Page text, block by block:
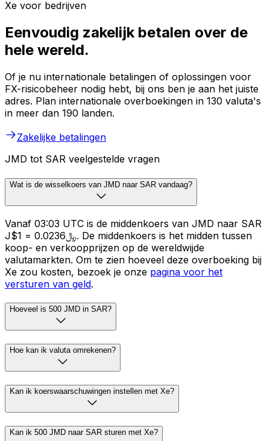
Xe voor bedrijven
Eenvoudig zakelijk betalen over de
hele wereld.
Of je nu internationale betalingen of oplossingen voor
FX-risicobeheer nodig hebt, bij ons ben je aan het juiste
adres. Plan internationale overboekingen in 130 valuta's
in meer dan 190 landen.
Zakelijke betalingen
JMD tot SAR veelgestelde vragen
Wat is de wisselkoers van JMD naar SAR vandaag?
Vanaf 03:03 UTC is de middenkoers van JMD naar SAR
J$1 = ﷼0.0236. De middenkoers is het midden tussen
koop- en verkoopprijzen op de wereldwijde
valutamarkten. Om te zien hoeveel deze overboeking bij
Xe zou kosten, bezoek je onze pagina voor het
versturen van geld.
Hoeveel is 500 JMD in SAR?
Hoe kan ik valuta omrekenen?
Kan ik koerswaarschuwingen instellen met Xe?
Kan ik 500 JMD naar SAR sturen met Xe?